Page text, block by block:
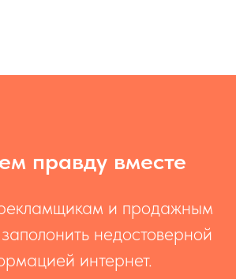
правду вместе
и продажным
недостоверной
интернет.